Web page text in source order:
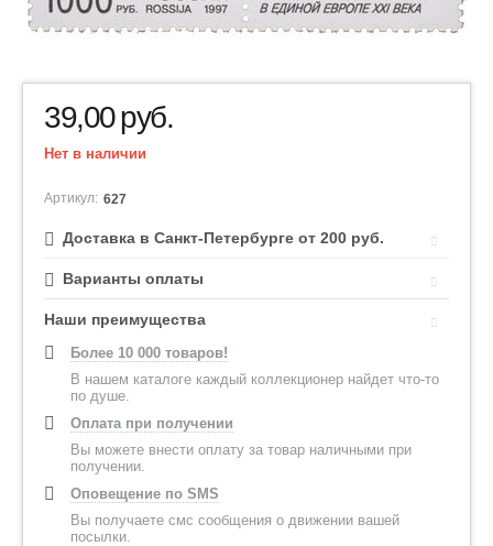
39,00руб.
Нет в наличии
Артикул: 627
Доставка в Санкт-Петербурге от 200 руб.
Варианты оплаты
Наши преимущества
Более 10 000 товаров!
В нашем каталоге каждый коллекционер найдет что-то
по душе.
Оплата при получении
Вы можете внести оплату за товар наличными при
получении.
Оповещение по SMS
Вы получаете смс сообщения о движении вашей
посылки.